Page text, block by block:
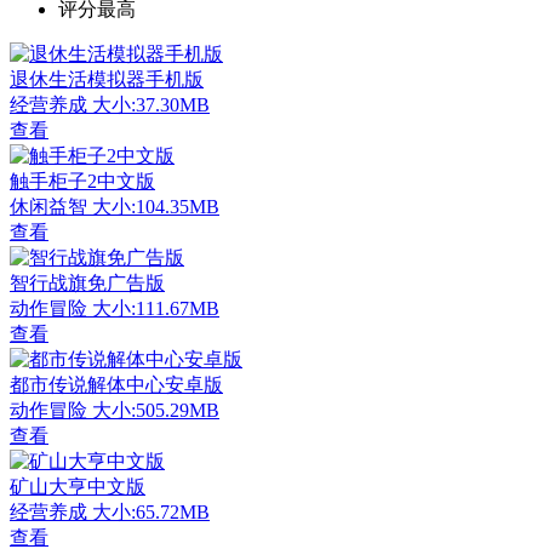
评分最高
退休生活模拟器手机版
经营养成 大小:37.30MB
查看
触手柜子2中文版
休闲益智 大小:104.35MB
查看
智行战旗免广告版
动作冒险 大小:111.67MB
查看
都市传说解体中心安卓版
动作冒险 大小:505.29MB
查看
矿山大亨中文版
经营养成 大小:65.72MB
查看